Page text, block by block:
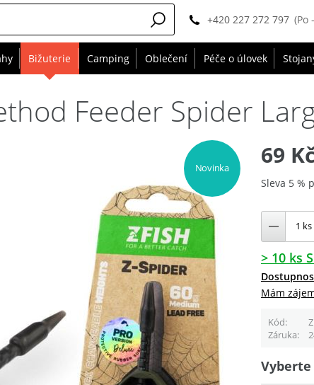
+420 227 272 797 (Po
Bižuterie Camping Oblečení Péče o úlovek
Feeder Spider
Novinka 69
Sleva 5 %
> 10 ks
Mám
Kód
Záruka